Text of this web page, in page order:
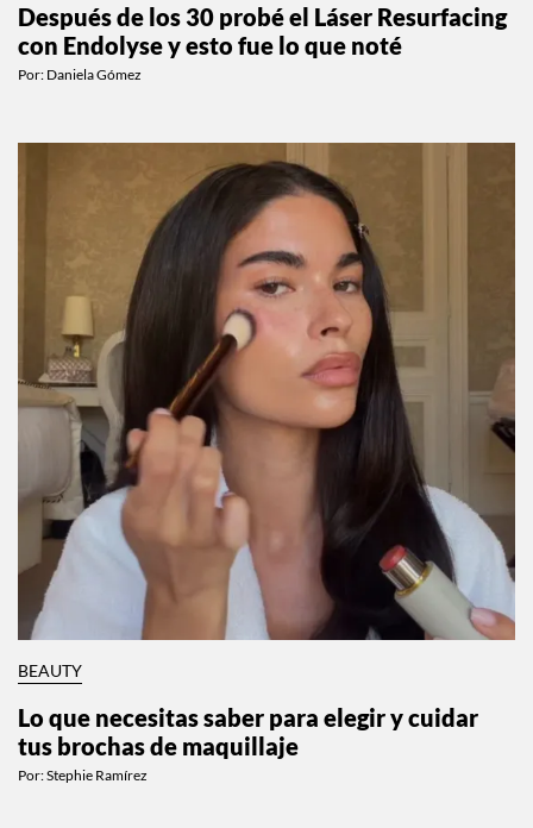
Después de los 30 probé el Láser Resurfacing
con Endolyse y esto fue lo que noté
Por: Daniela Gómez
BEAUTY
Lo que necesitas saber para elegir y cuidar
tus brochas de maquillaje
Por:Stephie Ramírez